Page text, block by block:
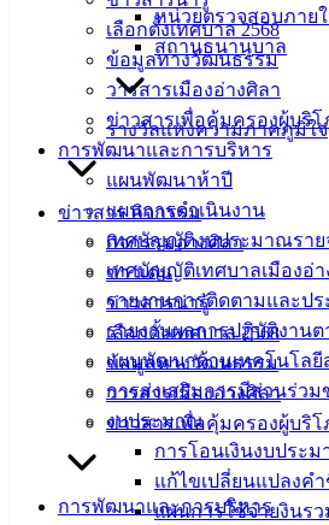
เลือกตั้งเทศบาล 2568
ข้อมูลทางวัฒนธรรม
วารสารเมืองอ่างศิลา
ข่าวสารเพื่อคุ้มครองผู้บริโ
การพัฒนาและการบริหาร
แผนพัฒนาห้าปี
แผนการดำเนินงาน
เทศบัญญัติงบประมาณราย
เทศบัญญัติเทศบาลเมืองอ่า
รายงานการติดตามและปร
รายงานผลการปฏิบัติงาน
แผนพัฒนาด้านเทคโนโลยี
การส่งเสริมการมีส่วนร่ว
งบประมาณ
การโอนเงินงบประ
แก้ไขเปลี่ยนแปลงค
แผนการใช้จ่ายงินรว
หน่วยตรวจสอบภาย
สถานธนานุบาล
รางวัลแห่งความภาคภูมิใจ
ข่าวสาร กิจกรรม
กิจกรรมอ่างศิลา
ข่าวเด่น
ข่าวสารน่ารู้
เลือกตั้งเทศบาล 2568
ข้อมูลทางวัฒนธรรม
วารสารเมืองอ่างศิลา
ข่าวสารเพื่อคุ้มครองผู้บริโ
การพัฒนาและการบริหาร
เทศบาล
เมืองอ่าง
สำนักงาน
เทศบาลเมือง
อ่างศิลา 90/338
ม.3 ต.เสม็ด
อ.เมือง จ.ชลบุรี
142-100-104
บริการ